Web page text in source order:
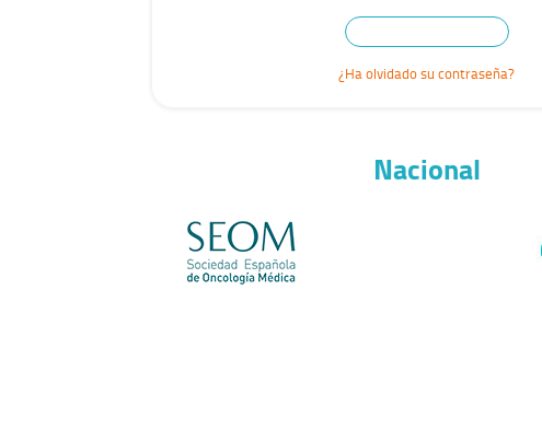
¿Ha olvidado su contraseña?
Nacional